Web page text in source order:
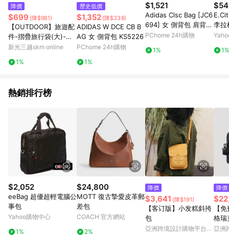
降價
$699 (降$981)
【OUTDOOR】旅遊配
件-摺疊旅行袋(大)-深
紫色 ODS19A01DP
新光三越skm online
1%
歷史低價
$1,352 (降$338)
ADIDAS W DCE CB B
AG 女 側背包 KS5226
PChome 24h購物
1%
$1,521
Adidas Clsc Bag [JC6
694] 女 側背包 肩背包
健身包 米
PChome 24h購物
1%
李拉
1%
熱銷排行榜
$2,052
eeBag 超優超輕電腦公
事包
Yahoo購物中心
1%
$24,800
MOTT 復古摯愛皮革郵
差包
COACH 官方網站
2%
降價
$3,641 (降$191)
【客订版】小发糕斜挎
包
亞洲跨境設計購物平台
降價
【
格瑞
亞洲